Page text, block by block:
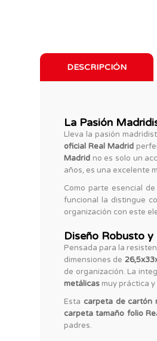
DESCRIPCIÓN
La Pasión
Lleva la pasión
oficial Real Madrid
Madrid no es solo un
años, es una excelente
Como parte esencial
funcional la distingue
organización con este
Diseño Robusto
Pensada para la
dimensiones de
de organización. La
metálicas muy práctica y
Esta carpeta de cartón
carpeta tamaño folio
padres.